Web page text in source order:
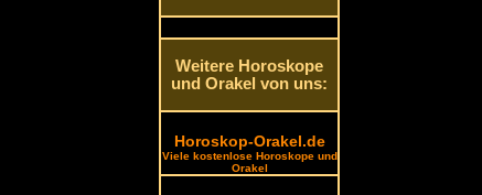
Weitere Horoskope
und Orakel von uns:
Horoskop-Orakel.de
Viele kostenlose Horoskope und
Orakel